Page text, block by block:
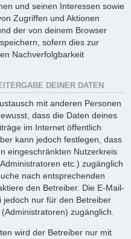
und seinen Interessen sowie
Zugriffen und Aktionen
der von deinem Browser
sofern dies zur
Nachverfolgbarkeit
DEINER DATEN
mit anderen Personen
dass die Daten deines
im Internet öffentlich
kann jedoch festlegen, dass
eingeschränkten Nutzerkreis
etc.) zugänglich
nach entsprechenden
den Betreiber. Die E-Mail-
jedoch nur für den Betreiber
zugänglich.
wird der Betreiber nur mit